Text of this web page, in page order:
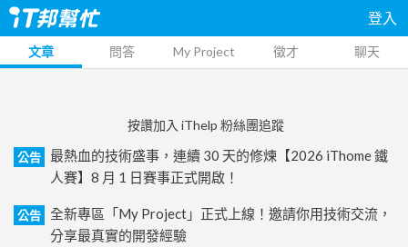
登入
文章 問答 My Project 徵才 聊天
按讚加入 iThelp 粉絲團追蹤
公告
最熱血的技術盛事，連續 30 天的修煉【2026 iThome 鐵
人賽】8 月 1 日賽事正式開啟！
公告
全新專區「My Project」正式上線！邀請你用技術交流，
分享最真實的開發經驗